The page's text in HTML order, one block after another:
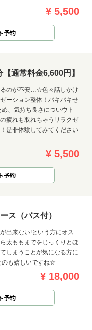
¥ 5,500
予約
通常料金6,600円】
のが不安…☆色々話しかけ
ーション整体！バキバキせ
、気持ち良さについウト
疲れも取れちゃうリラクゼ
是非体験してみてください
¥ 5,500
予約
ス（バス付）
出来ない!という方にオス
太ももまでをじっくりとほ
しまうことが気になる方に
のも嬉しいですね☆
¥ 18,000
予約